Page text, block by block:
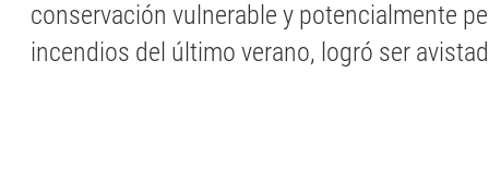
conservación vulnerable y potencialmente
incendios del último verano, logró ser